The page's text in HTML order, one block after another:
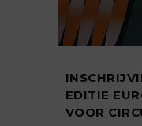
EDITIE
VOOR